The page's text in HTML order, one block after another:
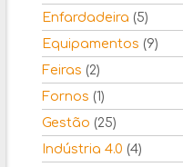
Enfardadeira (5)
Equipamentos (9)
Feiras (2)
Fornos (1)
Gestão (25)
Indústria 4.0 (4)